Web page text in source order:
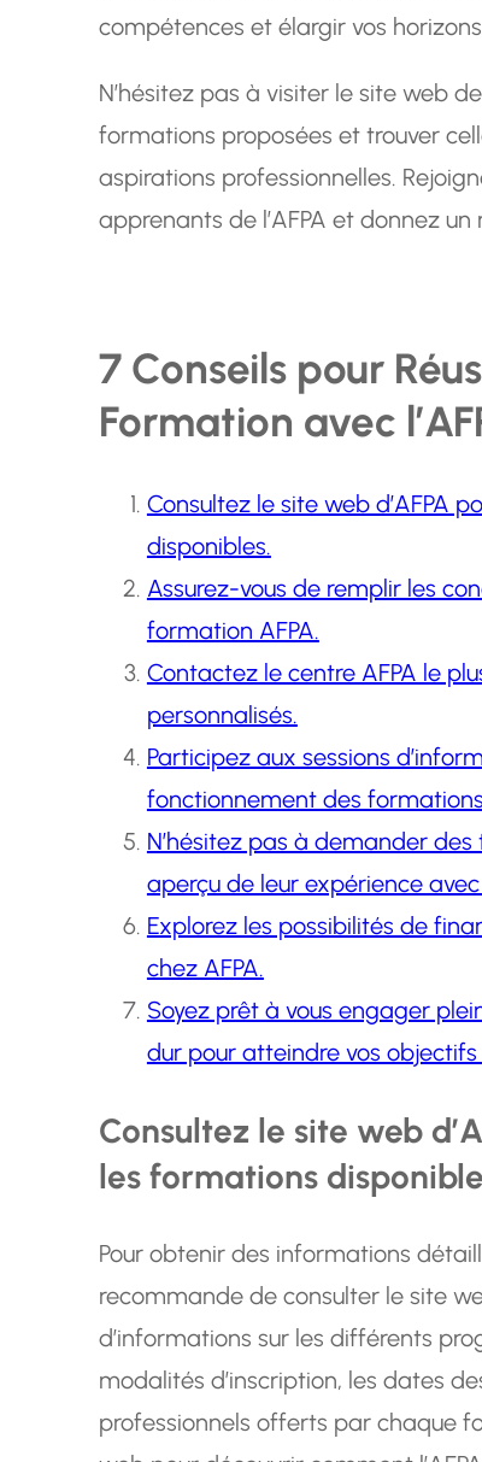
compétences et élargir vos
N’hésitez pas à visiter le site web
formations proposées et trouver
aspirations professionnelles.
apprenants de l’AFPA et donnez
7 Conseils pour
Formation avec
Consultez le site web d’AFPA
disponibles.
Assurez-vous de remplir les
formation AFPA.
Contactez le centre AFPA le
personnalisés.
Participez aux sessions
fonctionnement des formations
N’hésitez pas à demander
aperçu de leur expérience avec
Explorez les possibilités de
chez AFPA.
Soyez prêt à vous engager
dur pour atteindre vos objectifs
Consultez le site web
les formations
Pour obtenir des informations
recommande de consulter le site
d’informations sur les différents
modalités d’inscription, les dates
professionnels offerts par chaque